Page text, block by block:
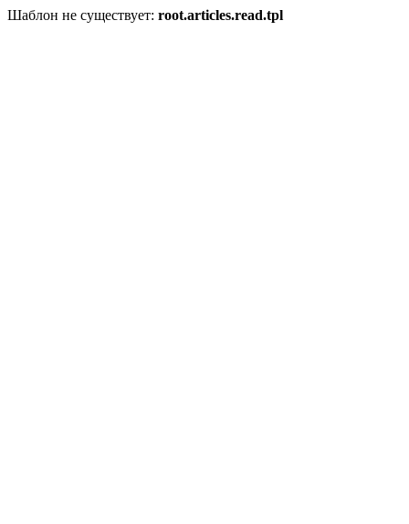
Шаблон не существует: root.articles.read.tpl